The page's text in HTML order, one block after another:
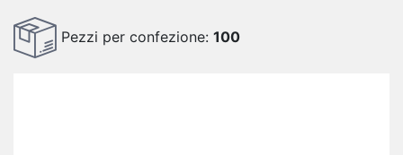
Pezzi per confezione: 100